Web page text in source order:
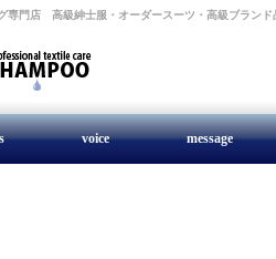
専門店 高級紳士服・オーダースーツ・高級ブラン
voice message